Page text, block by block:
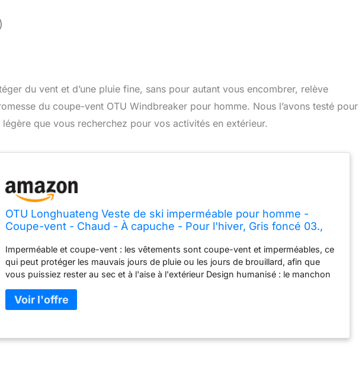
du vent et d’une pluie fine, sans pour autant vous encombrer, relève
du coupe-vent OTU Windbreaker pour homme. Nous l’avons testé pour
que vous recherchez pour vos activités en extérieur.
OTU Longhuateng Veste de ski imperméable pour homme -
Coupe-vent - Chaud - À capuche - Pour l'hiver, Gris foncé 03.,
Imperméable et coupe-vent : les vêtements sont coupe-vent et imperméables, ce
qui peut protéger les mauvais jours de pluie ou les jours de brouillard, afin que
vous puissiez rester au sec et à l'aise à l'extérieur Design humanisé : le manchon
chaleur. En même temps, la capuche peut être retirée, ce qui peut être ajustée
selon vos besoins réels Poche zippée : convient pour ranger téléphone portable,
qui réduit le risque de blessures accidentelles et vous empêche d'être coupé par